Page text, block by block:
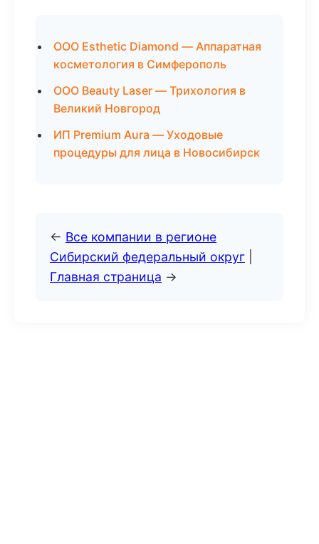
ООО Esthetic Diamond — Аппаратная
косметология в Симферополь
ООО Beauty Laser — Трихология в
Великий Новгород
ИП Premium Aura — Уходовые
процедуры для лица в Новосибирск
← Все компании в регионе
Сибирский федеральный округ
Главная страница →